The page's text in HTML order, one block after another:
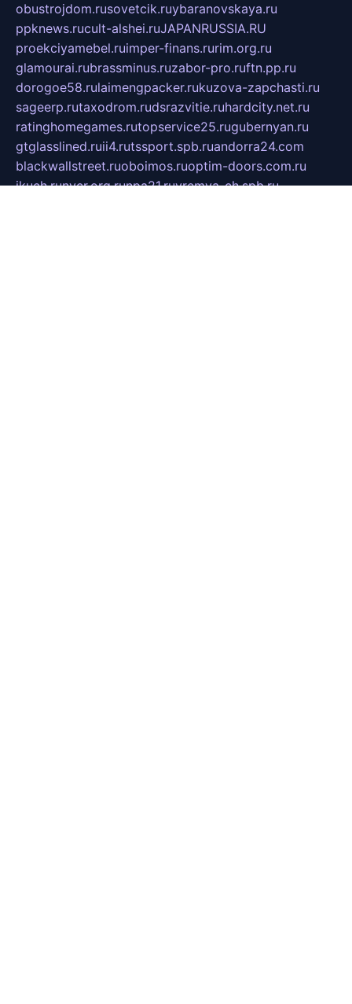
obustrojdom.rusovetcik.ruybaranovskaya.ru
ppknews.rucult-alshei.ruJAPANRUSSIA.RU
proekciyamebel.ruimper-finans.rurim.org.ru
glamourai.rubrassminus.ruzabor-pro.ruftn.pp.ru
dorogoe58.rulaimengpacker.rukuzova-zapchasti.ru
sageerp.rutaxodrom.rudsrazvitie.ruhardcity.net.ru
ratinghomegames.rutopservice25.rugubernyan.ru
gtglasslined.ruii4.rutssport.spb.ruandorra24.com
blackwallstreet.ruoboimos.ruoptim-doors.com.ru
ikuch.runycr.org.runpa21.ruvremya-ch.spb.ru